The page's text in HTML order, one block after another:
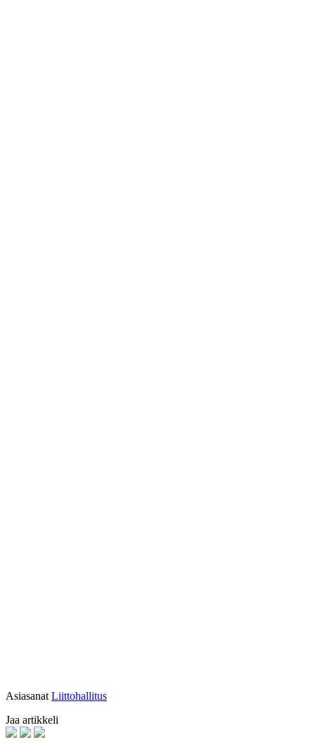
Asiasanat Liittohallitus
Jaa artikkeli